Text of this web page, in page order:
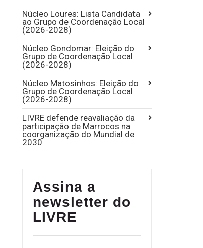
Núcleo Loures: Lista Candidata
ao Grupo de Coordenação Local
(2026-2028)
Núcleo Gondomar: Eleição do
Grupo de Coordenação Local
(2026-2028)
Núcleo Matosinhos: Eleição do
Grupo de Coordenação Local
(2026-2028)
LIVRE defende reavaliação da
participação de Marrocos na
coorganização do Mundial de
2030
Assina a
newsletter do
LIVRE